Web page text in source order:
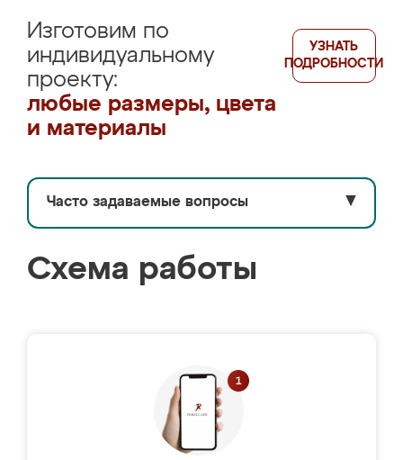
Изготовим по
индивидуальному
проекту:
любые размеры, цвета
и материалы
УЗНАТЬ
ПОДРОБНОСТИ
Часто задаваемые вопросы ▼
Схема работы